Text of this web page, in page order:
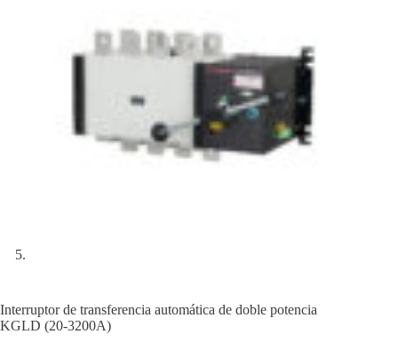
Interruptor de transferencia automática de doble potencia
KGLD (20-3200A)